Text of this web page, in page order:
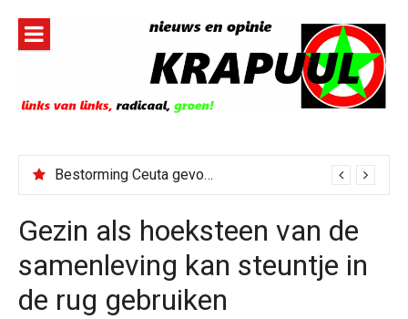
inhoud
Bestorming Ceuta gevolg van op sociale media verspreide hoax?
Gezin als hoeksteen van de
samenleving kan steuntje in
de rug gebruiken